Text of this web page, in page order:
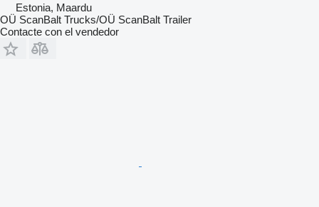
Estonia, Maardu
OÜ ScanBalt Trucks/OÜ ScanBalt Trailer
Contacte con el vendedor